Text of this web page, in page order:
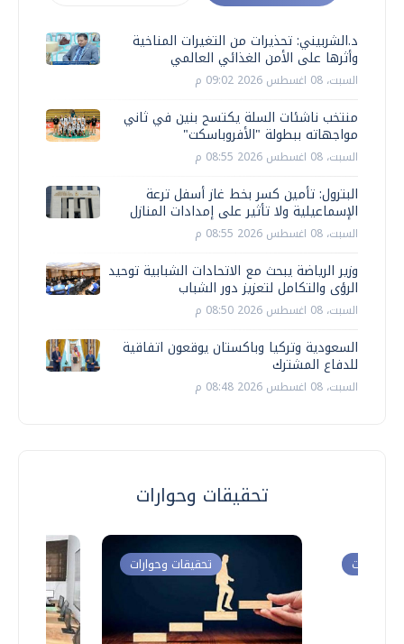
د.الشربيني: تحذيرات من التغيرات المناخية
وأثرها على الأمن الغذائي العالمي
السبت، 08 اغسطس 2026 09:02 م
منتخب ناشئات السلة يكتسح بنين في ثاني
مواجهاته ببطولة "الأفروباسكت"
السبت، 08 اغسطس 2026 08:55 م
البترول: تأمين كسر بخط غاز أسفل ترعة
الإسماعيلية ولا تأثير على إمدادات المنازل
السبت، 08 اغسطس 2026 08:55 م
وزير الرياضة يبحث مع الاتحادات الشبابية توحيد
الرؤى والتكامل لتعزيز دور الشباب
السبت، 08 اغسطس 2026 08:50 م
السعودية وتركيا وباكستان يوقعون اتفاقية
للدفاع المشترك
السبت، 08 اغسطس 2026 08:48 م
تحقيقات وحوارات
تحقيقات وحوارات وحوارات